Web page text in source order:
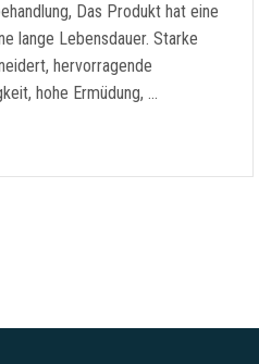
Das Produkt hat eine
lange Lebensdauer. Starke
hervorragende
hohe Ermüdung, …